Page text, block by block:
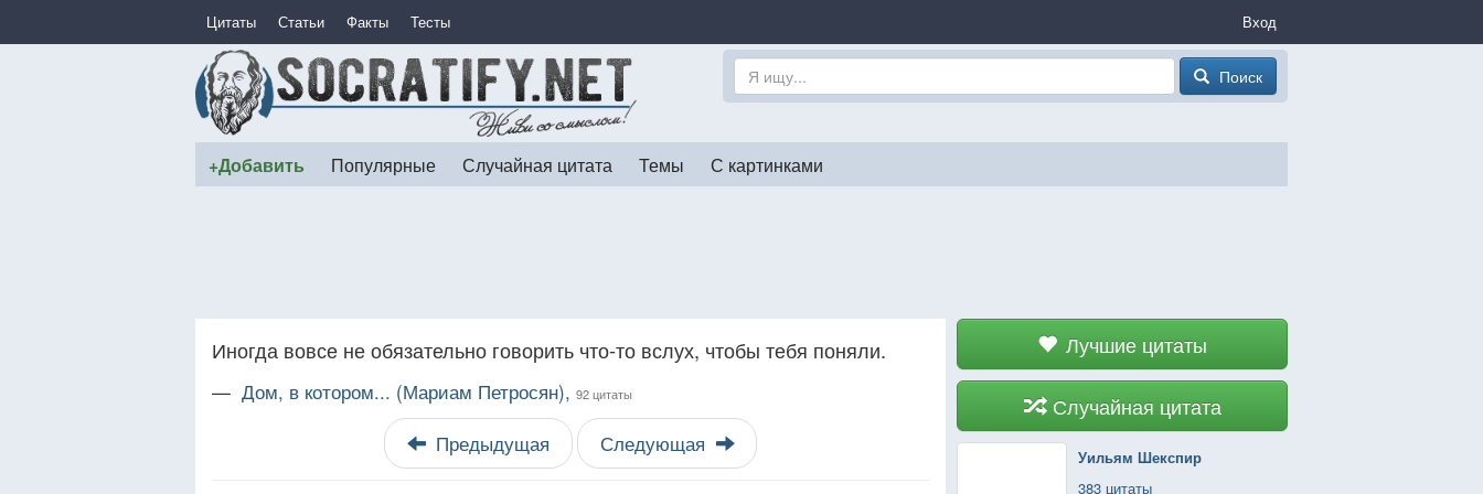
Цитаты Статьи Факты Тесты Вход
Поиск
+Добавить Популярные Случайная цитата Темы С картинками
Лучшие цитаты
Случайная цитата
Уильям Шекспир
383 цитаты
Иногда вовсе не обязательно говорить что-то вслух, чтобы тебя поняли.
— Дом, в котором... (Мариам Петросян), 92 цитаты
Предыдущая Следующая